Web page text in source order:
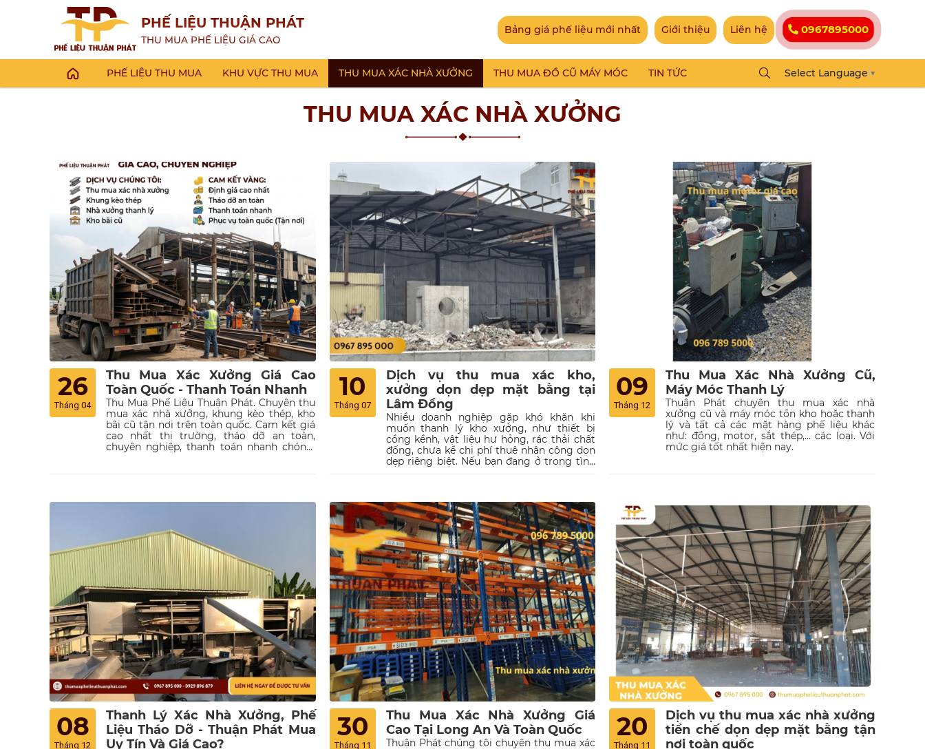
PHẾ LIỆU THUẬN PHÁT
THU MUA PHẾ LIỆU GIÁ CAO
Bảng giá phế liệu mới nhất Giới thiệu Liên hệ 0967895000
PHẾ LIỆU THU MUA KHU VỰC THU MUA THU MUA XÁC NHÀ XƯỞNG THU MUA ĐỒ CŨ MÁY MÓC TIN TỨC Select Language ▼
THU MUA XÁC NHÀ XƯỞNG
26
Tháng 04
Thu Mua Xác Xưởng Giá Cao
Toàn Quốc - Thanh Toán Nhanh
Thu Mua Phế Liệu Thuận Phát. Chuyên thu
mua xác nhà xưởng, khung kèo thép, kho
bãi cũ tận nơi trên toàn quốc. Cam kết giá
cao nhất thị trường, tháo dỡ an toàn,
chuyên nghiệp, thanh toán nhanh chóng.
10
Tháng 07
Dịch vụ thu mua xác kho,
xưởng dọn dẹp mặt bằng tại
Lâm Đồng
Nhiều doanh nghiệp gặp khó khăn khi
muốn thanh lý kho xưởng, như thiết bị
cồng kềnh, vật liệu hư hỏng, rác thải chất
đống, chưa kể chi phí thuê nhân công dọn
dẹp riêng biệt. Nếu bạn đang ở trong tình
xưởng Lâm Đồng, chúng tôi cam kết đưa
ra mức giá mua cao hơn thị trường chung,
đồng thời có hỗ trợ vận chuyển - dọn sạch
kho bãi - bàn giao nhanh, giúp bạn tiết
kiệm cả thời gian lẫn chi phí.
09
Tháng 12
Thu Mua Xác Nhà Xưởng Cũ,
Máy Móc Thanh Lý
Thuận Phát chuyên thu mua xác nhà
xưởng cũ và máy móc tồn kho hoặc thanh
lý và tất cả các mặt hàng phế liệu khác
như: đồng, motor, sắt thép,... các loại. Với
mức giá tốt nhất hiện nay.
08
Tháng 12
Thanh Lý Xác Nhà Xưởng, Phế
Liệu Tháo Dỡ - Thuận Phát Mua
Uy Tín Và Giá Cao?
30
Tháng 11
Thu Mua Xác Nhà Xưởng Giá
Cao Tại Long An Và Toàn Quốc
Thuận Phát chúng tôi chuyên thu mua xác
20
Tháng 11
Dịch vụ thu mua xác nhà xưởng
tiền chế dọn dẹp mặt bằng tận
nơi toàn quốc